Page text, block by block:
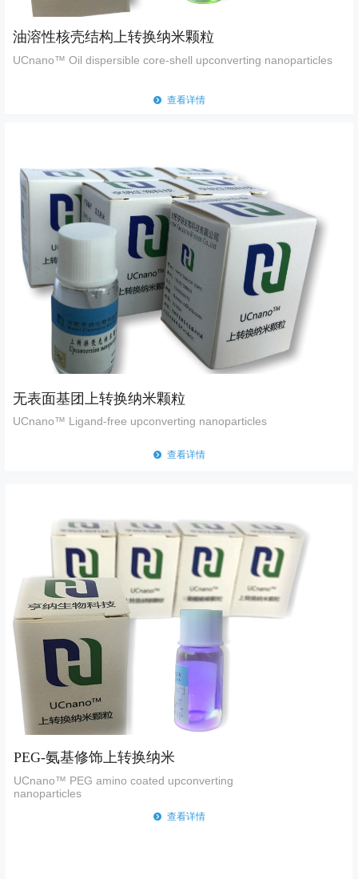
油溶性核壳结构上转换纳米颗粒
UCnano™ Oil dispersible core-shell upconverting nanoparticles
뀹 查看详情
无表面基团上转换纳米颗粒
UCnano™ Ligand-free upconverting nanoparticles
뀹 查看详情
PEG-氨基修饰上转换纳米
UCnano™ PEG amino coated upconverting
nanoparticles
뀹 查看详情